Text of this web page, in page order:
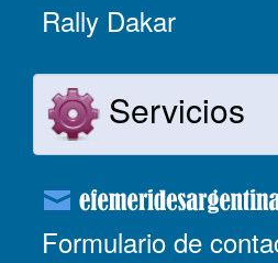
Rally Dakar
Servicios
Formulario de